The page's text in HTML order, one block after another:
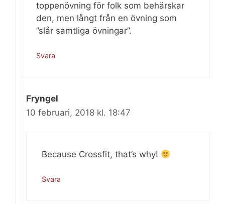
toppenövning för folk som behärskar
den, men långt från en övning som
”slår samtliga övningar”.
Svara
Fryngel
10 februari, 2018 kl. 18:47
Because Crossfit, that’s why!
Svara